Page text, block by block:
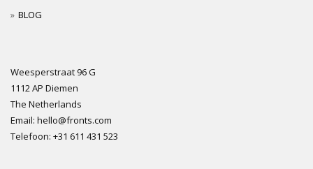
BLOG
Weesperstraat 96 G
1112 AP Diemen
The Netherlands
Email: hello@fronts.com
Telefoon: +31 611 431 523